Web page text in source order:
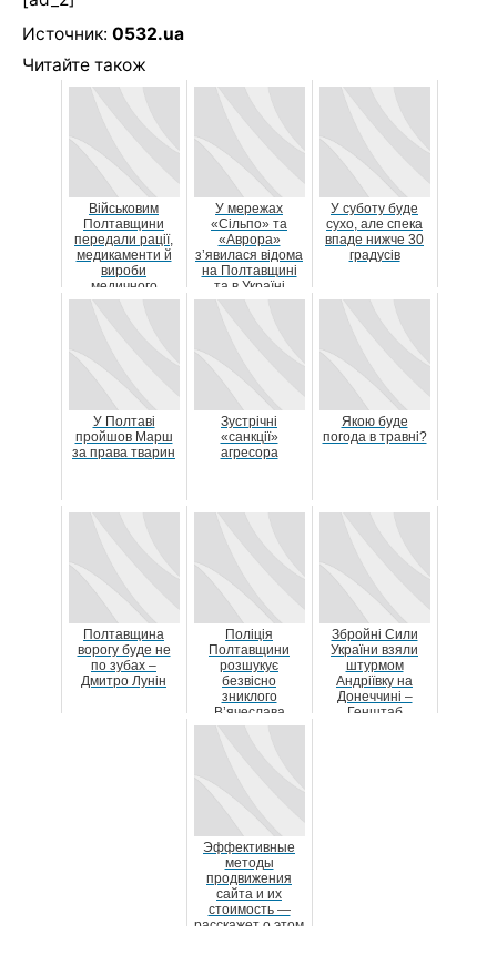
Источник: 0532.ua
Читайте також
Військовим
Полтавщини
передали рації,
медикаменти й
вироби
медичного
призначення
У мережах
«Сільпо» та
«Аврора»
з’явилася відома
на Полтавщині
та в Україні
новосанжарська
У суботу буде
сухо, але спека
впаде нижче 30
градусів
У Полтаві
пройшов Марш
за права тварин
Зустрічні
«санкції»
агресора
Якою буде
погода в травні?
Полтавщина
ворогу буде не
по зубах –
Дмитро Лунін
Поліція
Полтавщини
розшукує
безвісно
зниклого
В’ячеслава
Пелеханя
Збройні Сили
України взяли
штурмом
Андріївку на
Донеччині –
Генштаб
Эффективные
методы
продвижения
сайта и их
стоимость —
расскажет о этом